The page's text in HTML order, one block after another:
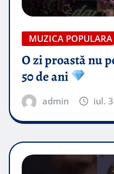
MUZICA POPULARA
O zi proastă nu
50 de ani
admin iul.